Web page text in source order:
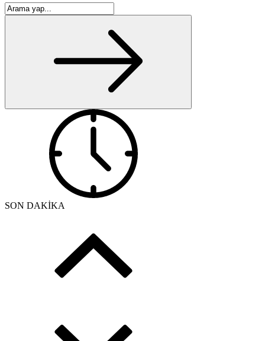
SON DAKİKA